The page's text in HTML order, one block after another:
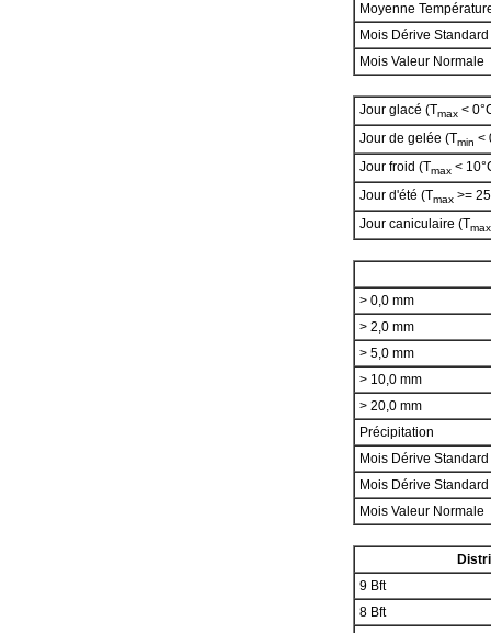
Moyenne
Mois Dérive Standard
Mois Valeur Normale
Jour glacé (Tmax<
Jour de gelée (Tmin <
Jour froid (Tmax<
Jour d'été (Tmax>=
Jour caniculaire (Tmax
> 0,0 mm
> 2,0 mm
> 5,0 mm
> 10,0 mm
> 20,0 mm
Précipitation
Mois Dérive Standard
Mois Dérive Standard
Mois Valeur Normale
9 Bft
8 Bft